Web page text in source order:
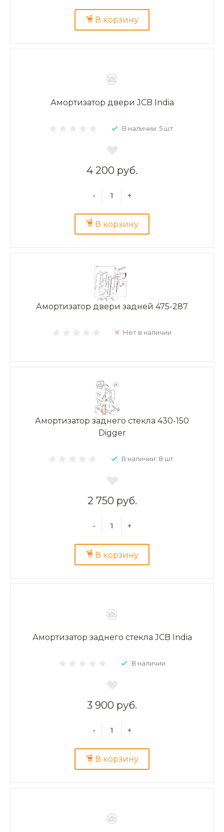
В корзину
Амортизатор двери JCB India
В наличии: 5 шт.
4 200 руб.
- +
В корзину
Амортизатор двери задней 475-287
Нет в наличии
Амортизатор заднего стекла 430-150
Digger
В наличии: 8 шт.
2 750 руб.
- +
В корзину
Амортизатор заднего стекла JCB India
В наличии
3 900 руб.
- +
В корзину